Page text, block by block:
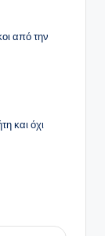
από την
και όχι